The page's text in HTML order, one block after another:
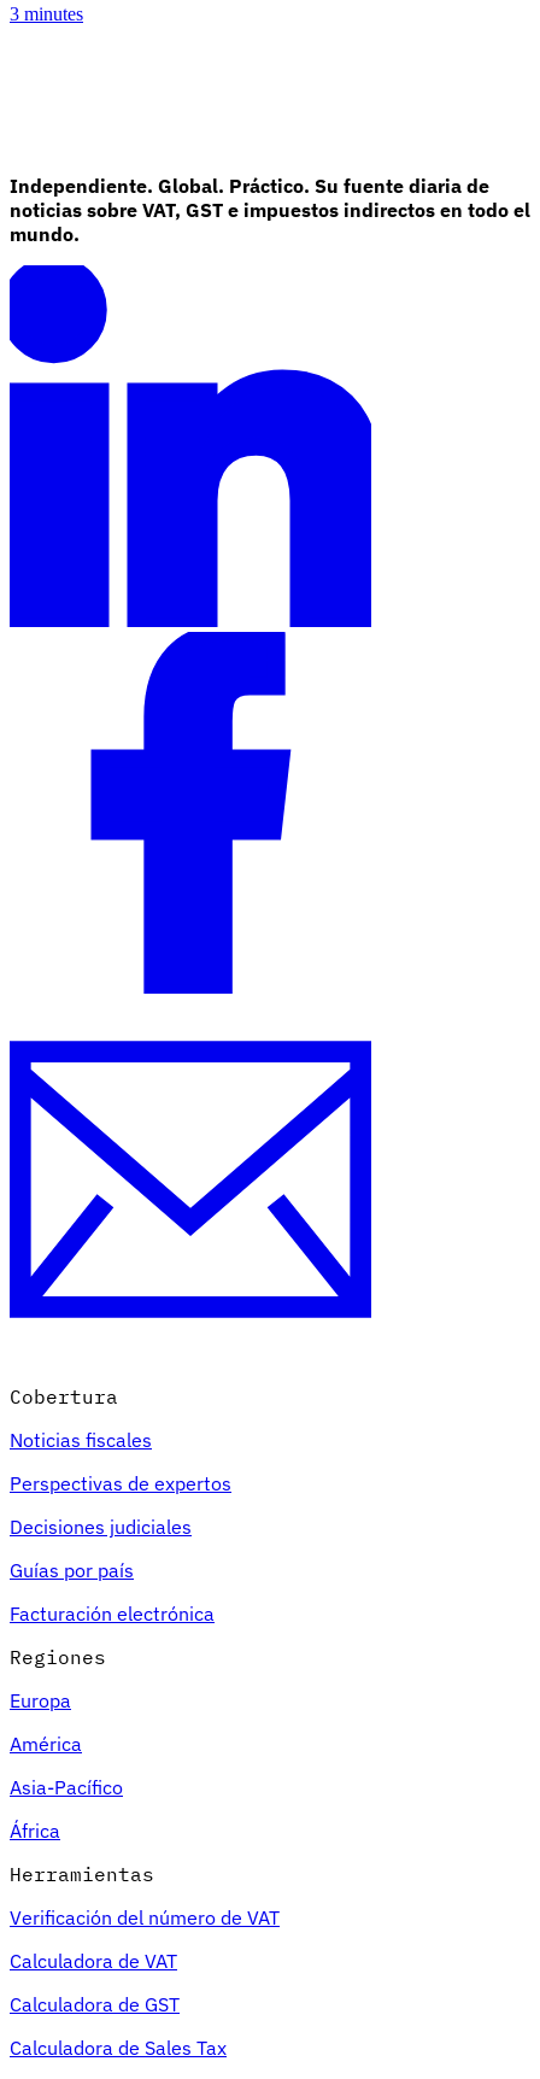
3 minutes
Independiente. Global. Práctico. Su fuente diaria de
noticias sobre VAT, GST e impuestos indirectos en todo el
mundo.
Cobertura
Noticias fiscales
Perspectivas de expertos
Decisiones judiciales
Guías por país
Facturación electrónica
Regiones
Europa
América
Asia-Pacífico
África
Herramientas
Verificación del número de VAT
Calculadora de VAT
Calculadora de GST
Calculadora de Sales Tax